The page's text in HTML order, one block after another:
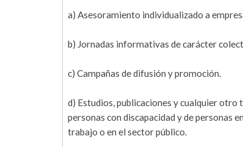
a) Asesoramiento individualizado a
b) Jornadas informativas de carácter
c) Campañas de difusión y promoción.
d) Estudios, publicaciones y cualquier
personas con discapacidad y de personas
trabajo o en el sector público.